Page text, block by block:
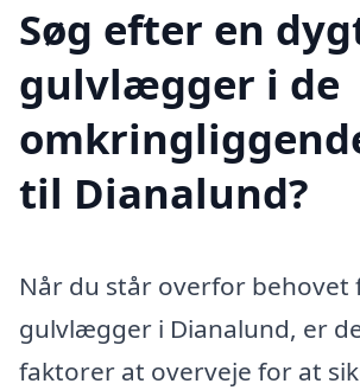
Søg efter en
gulvlægger i de
til Dianalund?
Når du står overfor behovet
gulvlægger i Dianalund, er
faktorer at overveje for at